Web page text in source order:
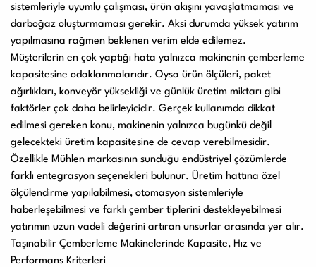
sistemleriyle uyumlu çalışması, ürün akışını yavaşlatmaması ve
darboğaz oluşturmaması gerekir. Aksi durumda yüksek yatırım
yapılmasına rağmen beklenen verim elde edilemez.
Müşterilerin en çok yaptığı hata yalnızca makinenin çemberleme
kapasitesine odaklanmalarıdır. Oysa ürün ölçüleri, paket
ağırlıkları, konveyör yüksekliği ve günlük üretim miktarı gibi
faktörler çok daha belirleyicidir. Gerçek kullanımda dikkat
edilmesi gereken konu, makinenin yalnızca bugünkü değil
gelecekteki üretim kapasitesine de cevap verebilmesidir.
Özellikle Mühlen markasının sunduğu endüstriyel çözümlerde
farklı entegrasyon seçenekleri bulunur. Üretim hattına özel
ölçülendirme yapılabilmesi, otomasyon sistemleriyle
haberleşebilmesi ve farklı çember tiplerini destekleyebilmesi
yatırımın uzun vadeli değerini artıran unsurlar arasında yer alır.
Taşınabilir Çemberleme Makinelerinde Kapasite, Hız ve
Performans Kriterleri